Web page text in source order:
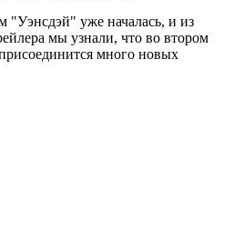
"Уэнсдэй" уже началась, и из
мы узнали, что во втором
много новых